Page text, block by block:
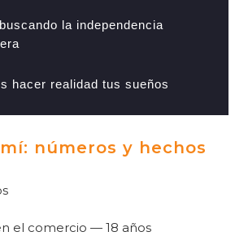
la independencia
hacer realidad tus sueños
números y hechos
el comercio — 18 años